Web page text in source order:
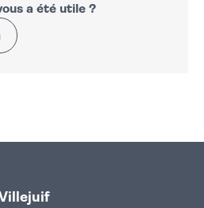
a été utile ?
courriel